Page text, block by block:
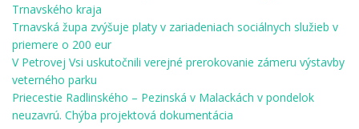
Trnavského kraja
Trnavská župa zvýšuje platy v zariadeniach sociálnych služieb v
priemere o 200 eur
V Petrovej Vsi uskutočnili verejné prerokovanie zámeru výstavby
veterného parku
Priecestie Radlinského – Pezinská v Malackách v pondelok
neuzavrú. Chýba projektová dokumentácia